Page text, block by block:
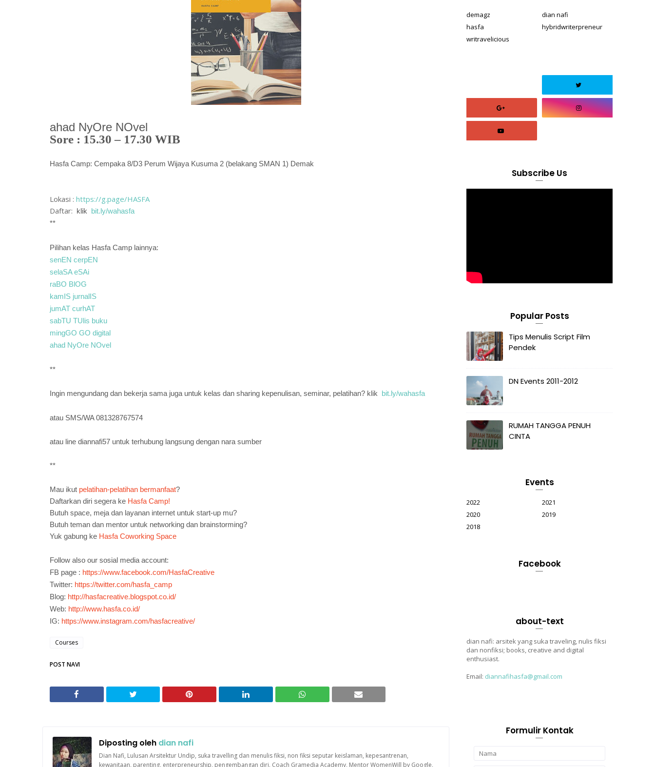
ahad NyOre NOvel
Sore : 15.30 – 17.30 WIB
Hasfa Camp: Cempaka 8/D3 Perum Wijaya Kusuma 2 (belakang SMAN 1) Demak
Lokasi : https://g.page/HASFA
Daftar: klik bit.ly/wahasfa
**
Pilihan kelas Hasfa Camp lainnya:
senEN cerpEN
selaSA eSAi
raBO BlOG
kamIS jurnalIS
jumAT curhAT
sabTU TUlis buku
mingGO GO digital
ahad NyOre NOvel
**
Ingin mengundang dan bekerja sama juga untuk kelas dan sharing kepenulisan, seminar, pelatihan? klik bit.ly/wahasfa
atau SMS/WA 081328767574
atau line diannafi57 untuk terhubung langsung dengan nara sumber
**
Mau ikut pelatihan-pelatihan bermanfaat?
Daftarkan diri segera ke Hasfa Camp!
Butuh space, meja dan layanan internet untuk start-up mu?
Butuh teman dan mentor untuk networking dan brainstorming?
Yuk gabung ke Hasfa Coworking Space
Follow also our sosial media account:
FB page : https://www.facebook.com/HasfaCreative
Twitter: https://twitter.com/hasfa_camp
Blog: http://hasfacreative.blogspot.co.id/
Web: http://www.hasfa.co.id/
IG: https://www.instagram.com/hasfacreative/
Courses
POST NAVI
Diposting oleh dian nafi
Dian Nafi, Lulusan Arsitektur Undip, suka travelling dan menulis fiksi, non fiksi seputar keislaman, kepesantrenan,
kewanitaan, parenting, enterpreneurship, pengembangan diri. Coach Gramedia Academy, Mentor WomenWill by Google,
demagz
dian nafi
hasfa
hybridwriterpreneur
writravelicious
Subscribe Us
Popular Posts
Tips Menulis Script Film
Pendek
DN Events 2011-2012
RUMAH TANGGA PENUH
CINTA
Events
2022
2021
2020
2019
2018
Facebook
about-text
dian nafi: arsitek yang suka traveling, nulis fiksi
dan nonfiksi; books, creative and digital
enthusiast.
Email: diannafihasfa@gmail.com
Formulir Kontak